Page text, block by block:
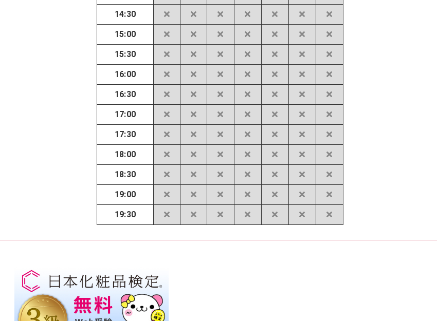
14:30
15:00
15:30
16:00
16:30
17:00
17:30
18:00
18:30
19:00
19:30